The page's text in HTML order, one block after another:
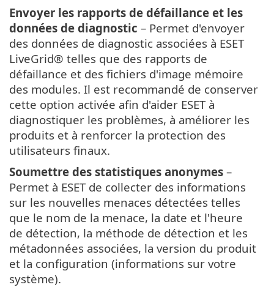
Envoyer les rapports de défaillance et les
données de diagnostic – Permet d'envoyer
des données de diagnostic associées à ESET
LiveGrid® telles que des rapports de
défaillance et des fichiers d'image mémoire
des modules. Il est recommandé de conserver
cette option activée afin d'aider ESET à
diagnostiquer les problèmes, à améliorer les
produits et à renforcer la protection des
utilisateurs finaux.
Soumettre des statistiques anonymes –
Permet à ESET de collecter des informations
sur les nouvelles menaces détectées telles
que le nom de la menace, la date et l'heure
de détection, la méthode de détection et les
métadonnées associées, la version du produit
et la configuration (informations sur votre
système).